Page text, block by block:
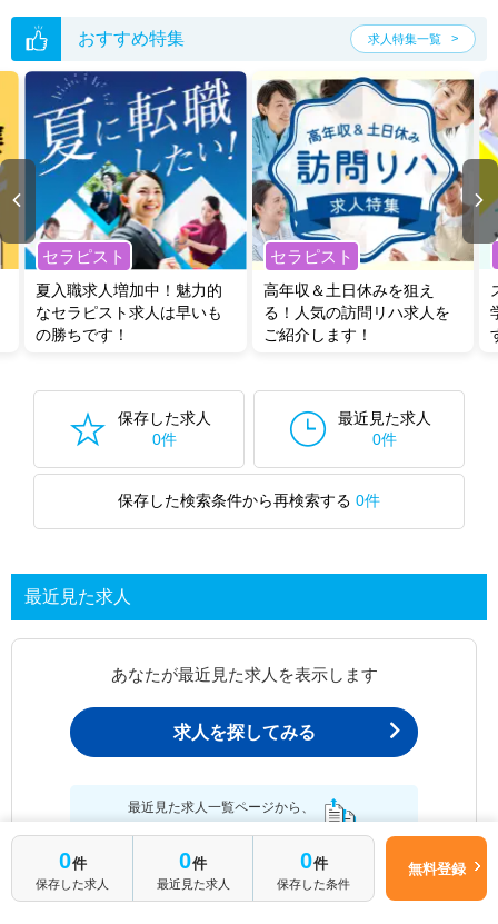
おすすめ特集 求人特集一覧
セラピスト
夏入職求人増加中！魅力的
なセラピスト求人は早いも
の勝ちです！
セラピスト
高年収＆土日休みを狙え
る！人気の訪問リハ求人を
ご紹介します！
保存した求人
0件
最近見た求人
0件
保存した検索条件から再検索する 0件
最近見た求人
あなたが最近見た求人を表示します
求人を探してみる
最近見た求人一覧ページから、
0件
保存した求人
0件
最近見た求人
0件
保存した条件
無料登録